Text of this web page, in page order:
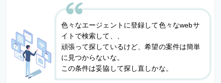
色々なエージェントに登録して色々なwebサ
イトで検索して、、
頑張って探しているけど、希望の案件は簡単
に見つからないな。
この条件は妥協して探し直しかな。